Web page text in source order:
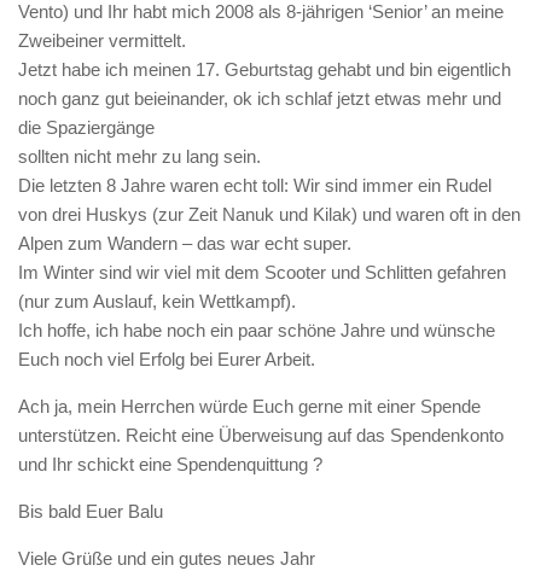
Vento) und Ihr habt mich 2008 als 8-jährigen ‘Senior’ an meine
Zweibeiner vermittelt.
Jetzt habe ich meinen 17. Geburtstag gehabt und bin eigentlich
noch ganz gut beieinander, ok ich schlaf jetzt etwas mehr und
die Spaziergänge
sollten nicht mehr zu lang sein.
Die letzten 8 Jahre waren echt toll: Wir sind immer ein Rudel
von drei Huskys (zur Zeit Nanuk und Kilak) und waren oft in den
Alpen zum Wandern – das war echt super.
Im Winter sind wir viel mit dem Scooter und Schlitten gefahren
(nur zum Auslauf, kein Wettkampf).
Ich hoffe, ich habe noch ein paar schöne Jahre und wünsche
Euch noch viel Erfolg bei Eurer Arbeit.
Ach ja, mein Herrchen würde Euch gerne mit einer Spende
unterstützen. Reicht eine Überweisung auf das Spendenkonto
und Ihr schickt eine Spendenquittung ?
Bis bald Euer Balu
Viele Grüße und ein gutes neues Jahr